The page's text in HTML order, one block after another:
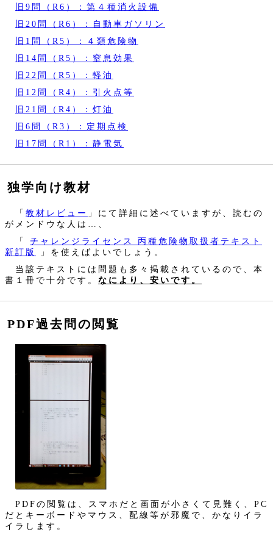
旧9問（R6）：第４種消火設備
旧20問（R6）：自動車ガソリン
旧1問（R5）：４類危険物
旧14問（R5）：窒息効果
旧22問（R5）：軽油
旧12問（R4）：引火点等
旧21問（R4）：灯油
旧6問（R3）：定期点検
旧17問（R1）：静電気
独学向け教材
「 教材レビュー 」にて詳細に述べていますが、読むの
がメンドウな人は…、
「
チャレンジライセンス 丙種危険物取扱者テキスト
新訂版
」を使えばよいでしょう。
当該テキストには問題も多々掲載されているので、本
書１冊で十分です。 なにより、安いです。
PDF過去問の閲覧
PDFの閲覧は、スマホだと画面が小さくて見難く、PC
だとキーボードやマウス、配線等が邪魔で、かなりイラ
イラします。